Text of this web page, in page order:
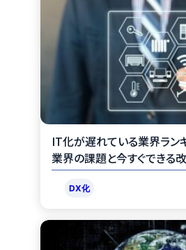
o
k
IT化が遅れている業界ラン
業界の課題と今すぐできる
DX化